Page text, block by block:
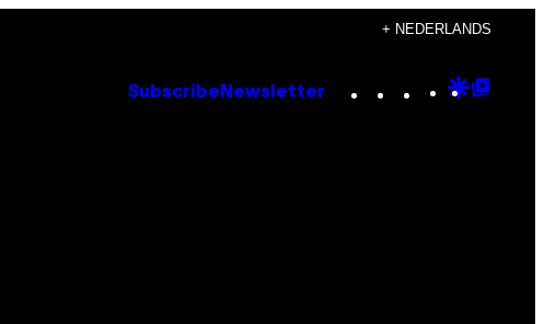
+ NEDERLANDS
Subscribe Newsletter Instagram
TikTok
YouTube
Google